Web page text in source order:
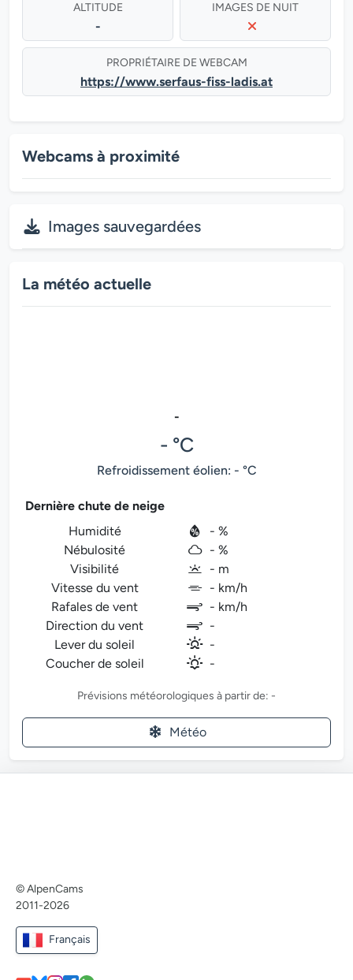
ALTITUDE
-
IMAGES DE NUIT
PROPRIÉTAIRE DE WEBCAM
https://www.serfaus-fiss-ladis.at
Webcams à proximité
Images sauvegardées
La météo actuelle
-
- °C
Refroidissement éolien: - °C
Dernière chute de neige
Humidité
- %
Nébulosité
- %
Visibilité
- m
Vitesse du vent
- km/h
Rafales de vent
- km/h
Direction du vent
-
Lever du soleil
-
Coucher de soleil
-
Prévisions météorologiques à partir de: -
Météo
© AlpenCams
2011-2026
Français